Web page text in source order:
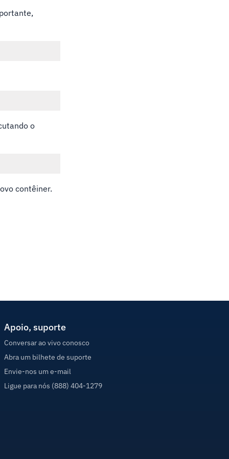
o
contêiner.
Apoio, suporte
Conversar ao vivo conosco
Abra um bilhete de suporte
Envie-nos um e-mail
Ligue para nós (888) 404-1279